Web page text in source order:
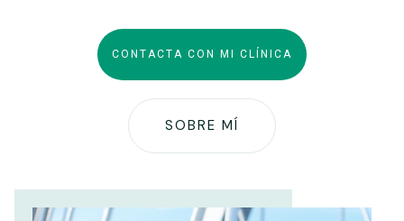
CONTACTA CON MI CLÍNICA
SOBRE MÍ